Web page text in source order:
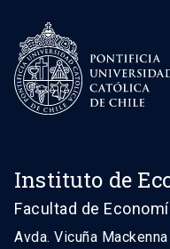
Instituto de
Facultad de
Avda. Vicuña